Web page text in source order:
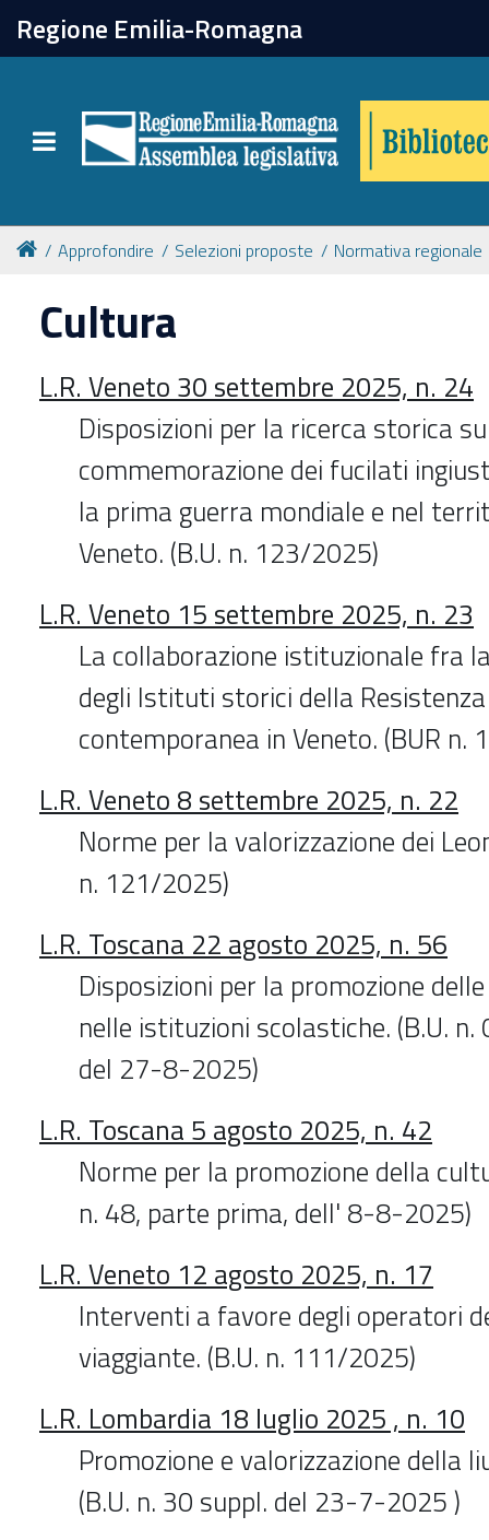
Regione Emilia-Romagna
Toggle navigation
chiudi
Catalogo online
Collezioni
Per approfondire
Appuntamenti
Approfondire Selezioni proposte Normativa regionale
Cultura
L.R. Veneto 30 settembre 2025, n. 24
Disposizioni per la ricerca storica
commemorazione dei fucilati
la prima guerra mondiale e nel
Veneto. (B.U. n. 123/2025)
L.R. Veneto 15 settembre 2025, n. 23
La collaborazione istituzionale fra
degli Istituti storici della
contemporanea in Veneto. (BUR n.
L.R. Veneto 8 settembre 2025, n. 22
Norme per la valorizzazione dei
n. 121/2025)
L.R. Toscana 22 agosto 2025, n. 56
Disposizioni per la promozione
nelle istituzioni scolastiche. (B.U.
del 27-8-2025)
L.R. Toscana 5 agosto 2025, n. 42
Norme per la promozione della
n. 48, parte prima, dell' 8-8-2025)
L.R. Veneto 12 agosto 2025, n. 17
Interventi a favore degli operatori
viaggiante. (B.U. n. 111/2025)
L.R. Lombardia 18 luglio 2025 , n. 10
Promozione e valorizzazione della
(B.U. n. 30 suppl. del 23-7-2025 )